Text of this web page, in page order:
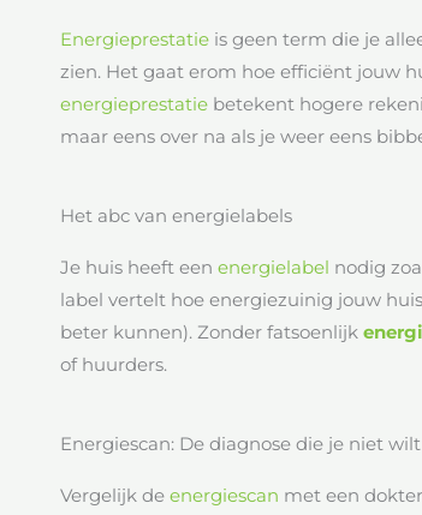
Energieprestatie is geen term die je
zien. Het gaat erom hoe efficiënt jouw
energieprestatie betekent hogere
maar eens over na als je weer eens
Het abc van energielabels
Je huis heeft een energielabel nodig
label vertelt hoe energiezuinig jouw
beter kunnen). Zonder fatsoenlijk
of huurders.
Energiescan: De diagnose die je niet
Vergelijk de energiescan met een